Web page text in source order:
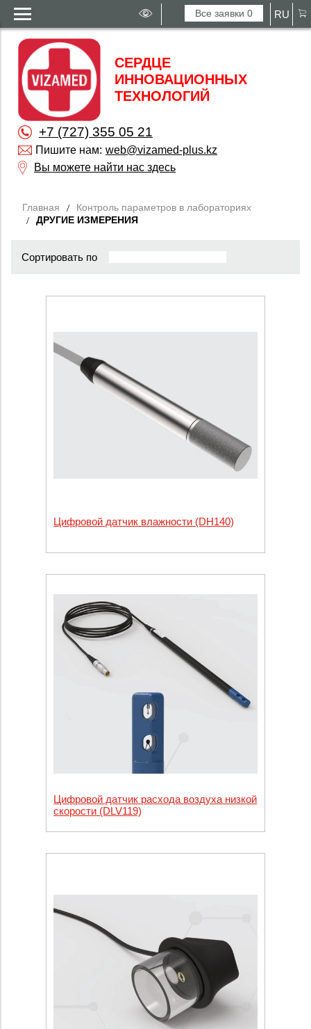
Все заявки0 RU
СЕРДЦЕ
ИННОВАЦИОННЫХ
ТЕХНОЛОГИЙ
+7 (727) 355 05 21
Пишите нам: web@vizamed-plus.kz
Вы можете найти нас здесь
Главная Контроль параметров в лабораториях
ДРУГИЕ ИЗМЕРЕНИЯ
Сортировать по
Цифровой датчик влажности (DH140)
Цифровой датчик расхода воздуха низкой
скорости (DLV119)